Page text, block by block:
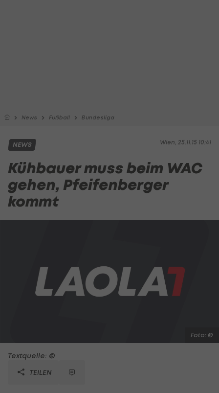
News Fußball Bundesliga
Wien, 25.11.15 10:41
NEWS
Kühbauer muss beim WAC
gehen, Pfeifenberger
kommt
Foto: ©
Textquelle: ©
TEILEN